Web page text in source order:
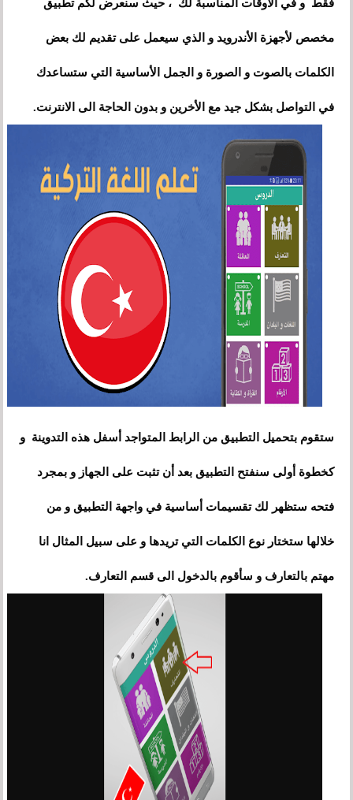
فقط و في الأوقات المناسبة لك ، حيث سنعرض لكم تطبيق
مخصص لأجهزة الأندرويد و الذي سيعمل على تقديم لك بعض
الكلمات بالصوت و الصورة و الجمل الأساسية التي ستساعدك
في التواصل بشكل جيد مع الأخرين و بدون الحاجة الى الانترنت.
ستقوم بتحميل التطبيق من الرابط المتواجد أسفل هذه التدوينة و
كخطوة أولى سنفتح التطبيق بعد أن تثبت على الجهاز و بمجرد
فتحه ستظهر لك تقسيمات أساسية في واجهة التطبيق و من
خلالها ستختار نوع الكلمات التي تريدها و على سبيل المثال انا
مهتم بالتعارف و سأقوم بالدخول الى قسم التعارف.